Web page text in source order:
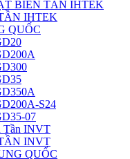
BIẾN TẦN IHTEK
IHTEK
QUỐC
S24
07
Tần INVT
INVT
QUỐC